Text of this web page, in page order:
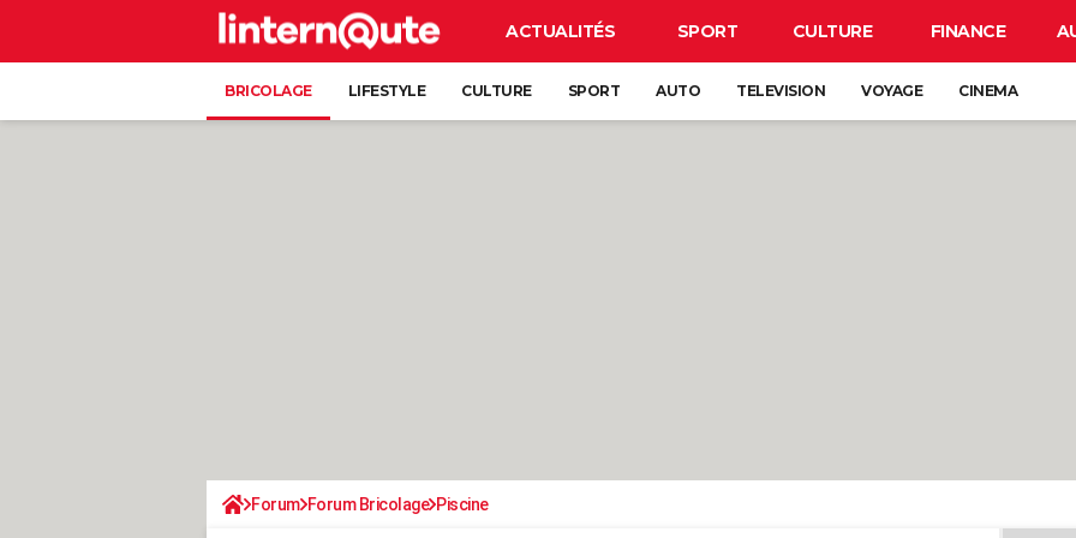
ACTUALITÉS SPORT CULTURE FINANCE
BRICOLAGE LIFESTYLE CULTURE SPORT AUTO TELEVISION VOYAGE CINEMA
Forum Forum Bricolage Piscine